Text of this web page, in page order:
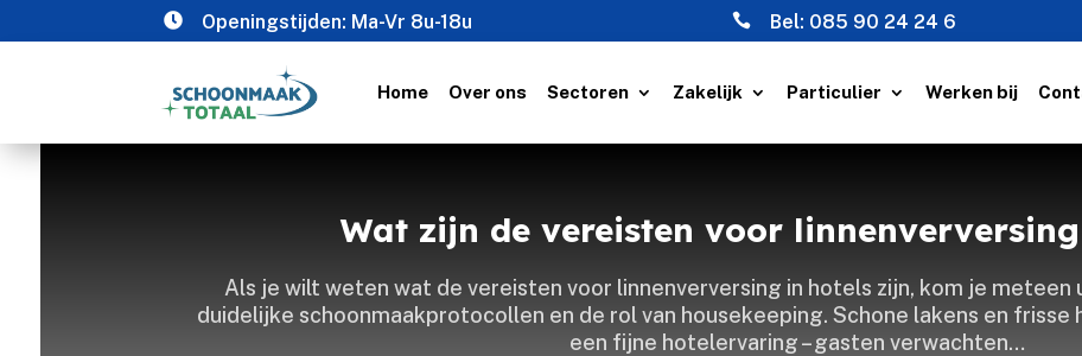
 Openingstijden: Ma-Vr 8u-18u  Bel: 085 90 24 24 6
Home Over ons Sectoren Zakelijk Particulier Werken bij
Wat zijn de vereisten voor
Als je wilt weten wat de vereisten voor linnenverversing in hotels zijn, kom je
duidelijke schoonmaakprotocollen en de rol van housekeeping.​ Schone lakens en frisse
een fijne hotelervaring – gasten verwachten…